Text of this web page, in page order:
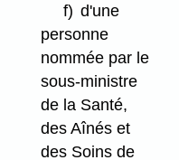
f) d'une
personne
nommée par le
sous-ministre
de la Santé,
des Aînés et
des Soins de